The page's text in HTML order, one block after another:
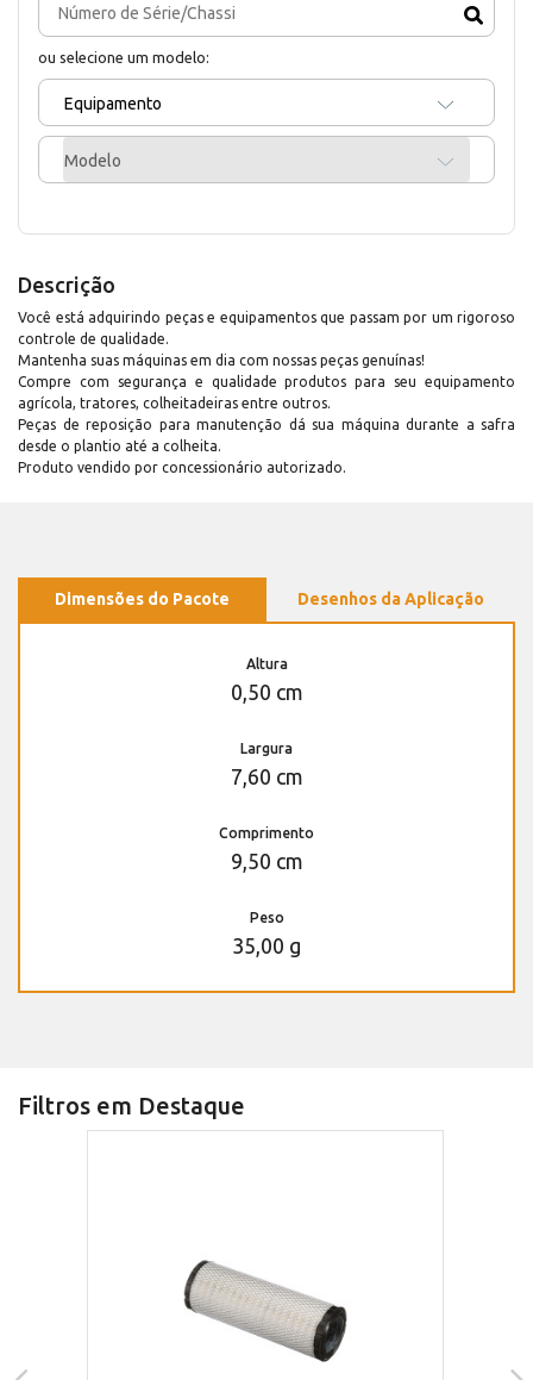
ou selecione um modelo:
Equipamento
Modelo
Descrição
Você está adquirindo peças e equipamentos que passam por um rigoroso
controle de qualidade.
Mantenha suas máquinas em dia com nossas peças genuínas!
Compre com segurança e qualidade produtos para seu equipamento
agrícola, tratores, colheitadeiras entre outros.
Peças de reposição para manutenção dá sua máquina durante a safra
desde o plantio até a colheita.
Produto vendido por concessionário autorizado.
Dimensões do Pacote Desenhos da Aplicação
Altura
0,50 cm
Largura
7,60 cm
Comprimento
9,50 cm
Peso
35,00 g
Filtros em Destaque